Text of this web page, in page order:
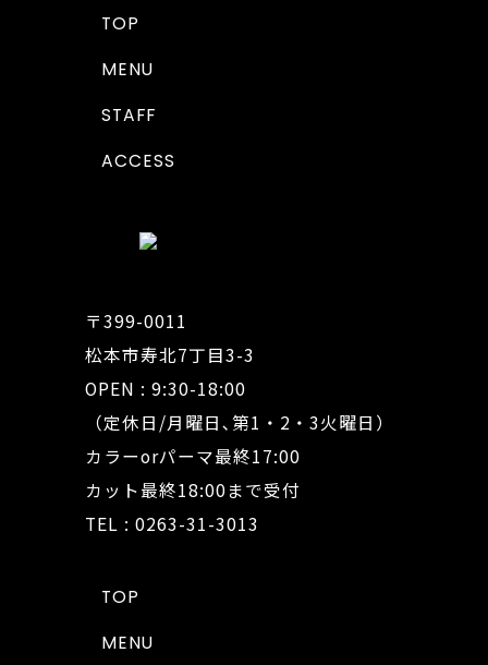
TOP
MENU
STAFF
ACCESS
〒399-0011
松本市寿北7丁目3-3
OPEN : 9:30-18:00
（定休日/月曜日､第1・2・3火曜日）
カラーorパーマ最終17:00
カット最終18:00まで受付
TEL : 0263-31-3013
TOP
MENU